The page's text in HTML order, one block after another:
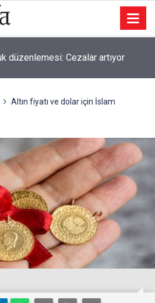
düzenlemesi: Cezalar artıyor
Altın fiyatı ve dolar için İslam